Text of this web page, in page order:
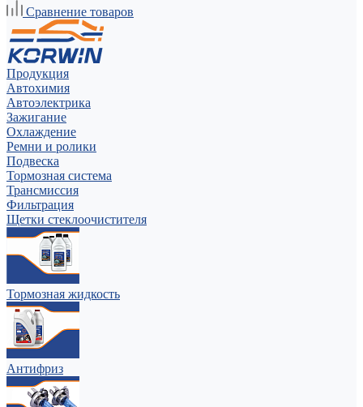
Сравнение товаров
Продукция
Автохимия
Автоэлектрика
Зажигание
Охлаждение
Ремни и ролики
Подвеска
Тормозная система
Трансмиссия
Фильтрация
Щетки стеклоочистителя
Тормозная жидкость
Антифриз